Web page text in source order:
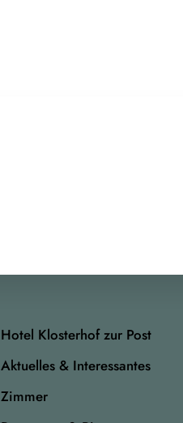
Hotel Klosterhof zur Post
Aktuelles & Interessantes
Zimmer